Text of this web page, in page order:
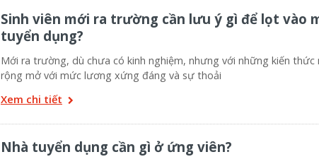
Sinh viên mới ra trường cần lưu ý gì để lọt vào
tuyển dụng?
Mới ra trường, dù chưa có kinh nghiệm, nhưng với những kiến thức
rộng mở với mức lương xứng đáng và sự thoải
Xem chi tiết
Nhà tuyển dụng cần gì ở ứng viên?